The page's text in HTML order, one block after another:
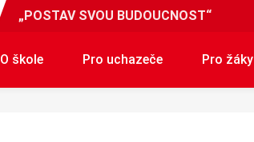
„POSTAV SVOU BUDOUCNOST“
O škole Pro uchazeče Pro žáky